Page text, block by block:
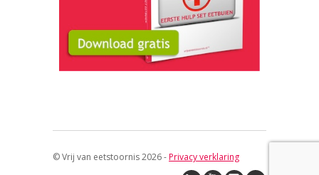
© Vrij van eetstoornis 2026 -Privacy verklaring